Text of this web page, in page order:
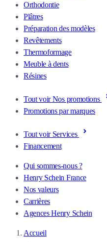
Orthodontie
Plâtres
Préparation des modèles
Revêtements
Thermoformage
Meuble à dents
Résines
Tout voir Nos promotions
Promotions par marques
Tout voir Services
Financement
Qui sommes-nous ?
Henry Schein France
Nos valeurs
Carrières
Agences Henry Schein
Accueil